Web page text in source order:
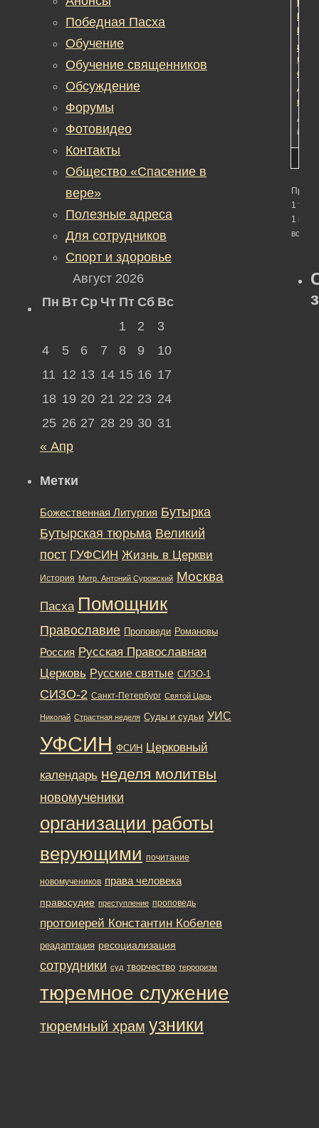
-
in:
1
1 по 1
всего)
Победная Пасха
Обучение
Обучение священников
Обсуждение
Форумы
Фотовидео
Контакты
Общество «Спасение в
вере»
Полезные адреса
Для сотрудников
Спорт и здоровье
Август 2026
Пн Вт Ср Чт Пт Сб Вс
1
2
3
4
5 6 7 8 9
10
11 12 13 14 15 16 17
18 19 20 21 22 23 24
25 26 27 28 29 30 31
« Апр
Метки
Божественная Литургия Бутырка
Бутырская тюрьма Великий
пост ГУФСИН Жизнь в Церкви
История Митр. Антоний Сурожский Москва
Пасха Помощник
Православие Проповеди Романовы
Россия Русская Православная
Церковь Русские святые СИЗО-1
СИЗО-2 Санкт-Петербург Святой Царь
Николай Страстная неделя Суды и судьи УИС
УФСИН ФСИН Церковный
календарь неделя молитвы
новомученики
организации работы
верующими почитание
новомучеников права человека
правосудие преступление проповедь
протоиерей Константин Кобелев
реадаптация ресоциализация
сотрудники суд творчество терроризм
тюремное служение
тюремный храм узники